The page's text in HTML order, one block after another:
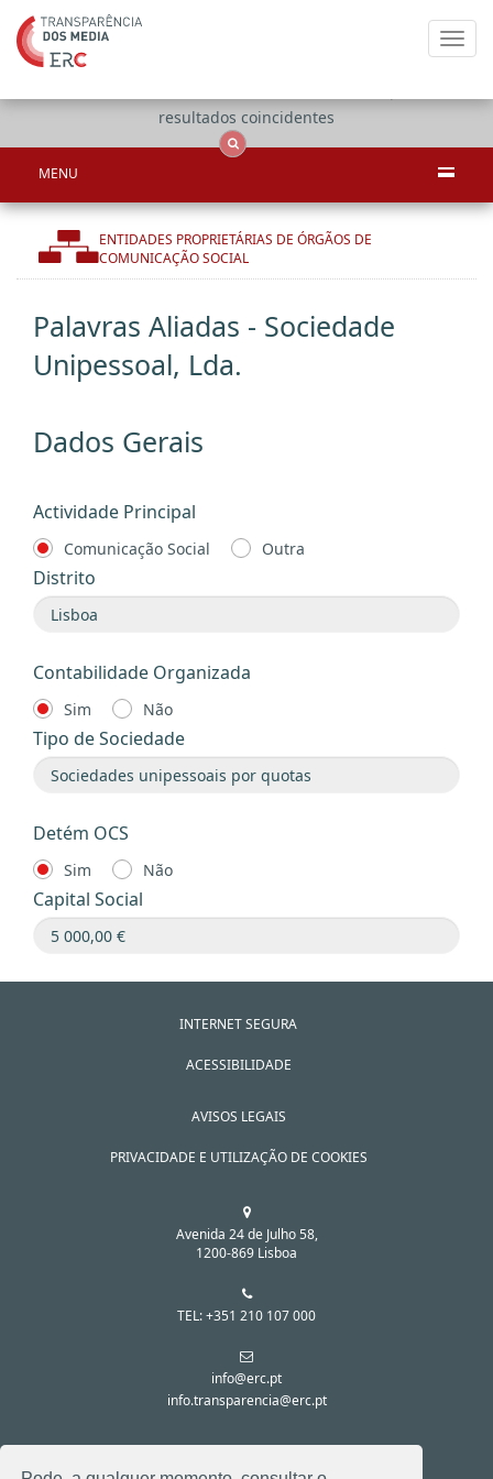
resultados coincidentes
MENU
ENTIDADES PROPRIETÁRIAS DE ÓRGÃOS DE
COMUNICAÇÃO SOCIAL
Palavras Aliadas - Sociedade
Unipessoal, Lda.
Dados Gerais
Actividade Principal
Comunicação Social Outra
Distrito
Contabilidade Organizada
Sim Não
Tipo de Sociedade
Detém OCS
Sim Não
Capital Social
INTERNET SEGURA
ACESSIBILIDADE
AVISOS LEGAIS
PRIVACIDADE E UTILIZAÇÃO DE COOKIES
Avenida 24 de Julho 58,
1200-869 Lisboa
TEL: +351 210 107 000
info@erc.pt
info.transparencia@erc.pt